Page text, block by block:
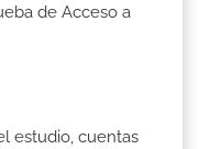
de Acceso a
estudio, cuentas